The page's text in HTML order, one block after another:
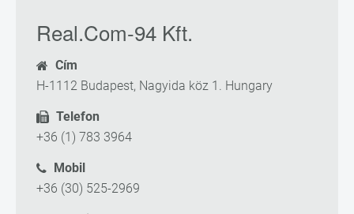
Real.Com-94 Kft.
Cím
H-1112 Budapest, Nagyida köz 1. Hungary
Telefon
+36 (1) 783 3964
Mobil
+36 (30) 525-2969